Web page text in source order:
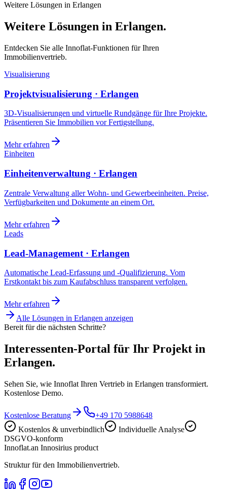
Weitere Lösungen in Erlangen
Weitere Lösungen in Erlangen.
Entdecken Sie alle Innoflat-Funktionen für Ihren
Immobilienvertrieb.
Visualisierung
Projektvisualisierung · Erlangen
3D-Visualisierungen und virtuelle Rundgänge für Ihre Projekte.
Präsentieren Sie Immobilien vor Fertigstellung.
Mehr erfahren
Einheiten
Einheitenverwaltung · Erlangen
Zentrale Verwaltung aller Wohn- und Gewerbeeinheiten. Preise,
Verfügbarkeiten und Dokumente an einem Ort.
Mehr erfahren
Leads
Lead-Management · Erlangen
Automatische Lead-Erfassung und -Qualifizierung. Vom
Erstkontakt bis zum Kaufabschluss transparent verfolgen.
Mehr erfahren
Alle Lösungen in Erlangen anzeigen
Bereit für die nächsten Schritte?
Interessenten-Portal für Ihr Projekt in
Erlangen.
Sehen Sie, wie Innoflat Ihren Vertrieb in Erlangen transformiert.
Kostenlose Demo.
Kostenlose Beratung
+49 170 5988648
Kostenlos & unverbindlich
Individuelle Analyse
DSGVO-konform
Innoflat.an Innosirius product
Struktur für den Immobilienvertrieb.